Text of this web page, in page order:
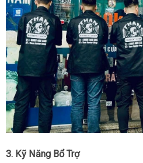
3. Kỹ Năng Bổ Trợ